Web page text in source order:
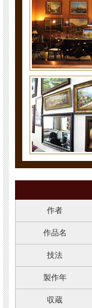
作者
作品名
技法
製作年
収蔵